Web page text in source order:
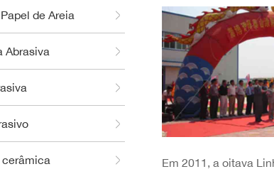
de Areia
Abrasiva
cerâmica
Em 2011, a oitava